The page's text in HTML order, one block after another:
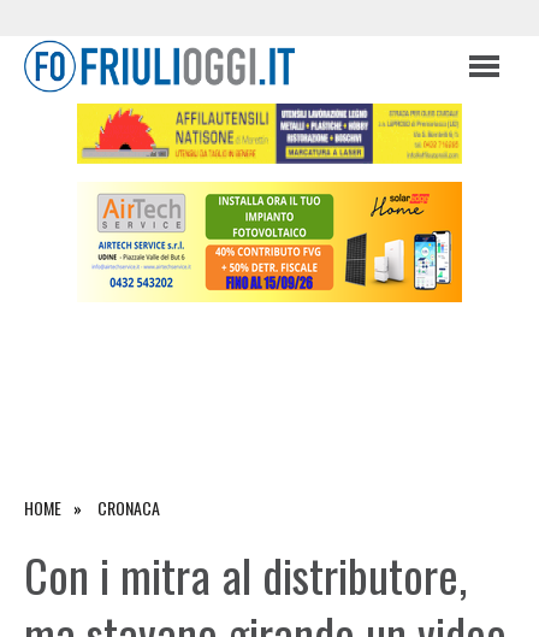
HOME CRONACA
Con i mitra al distributore,